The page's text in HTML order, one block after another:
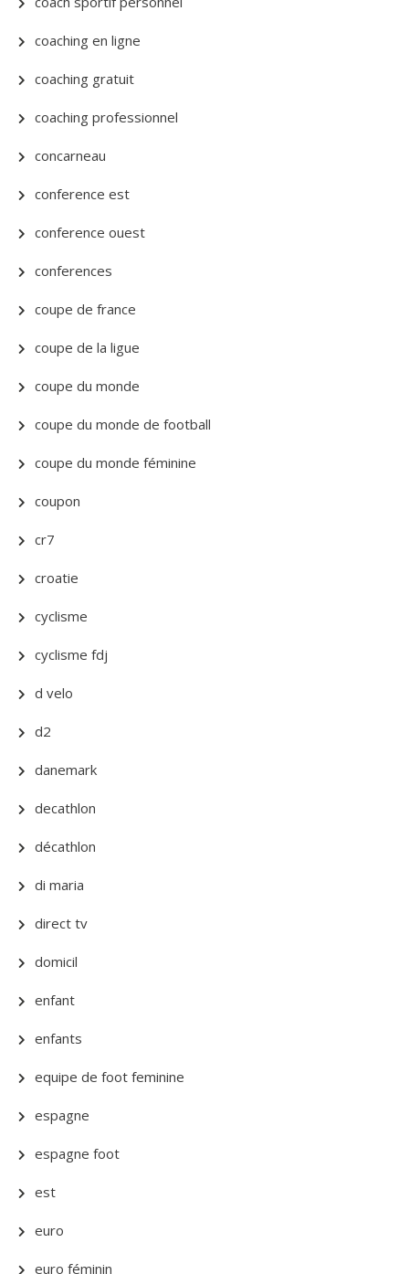
coaching en ligne
coaching gratuit
coaching professionnel
concarneau
conference est
conference ouest
conferences
coupe de france
coupe de la ligue
coupe du monde
coupe du monde de football
coupe du monde féminine
coupon
cr7
croatie
cyclisme
cyclisme fdj
d velo
d2
danemark
decathlon
décathlon
di maria
direct tv
domicil
enfant
enfants
equipe de foot feminine
espagne
espagne foot
est
euro
euro féminin